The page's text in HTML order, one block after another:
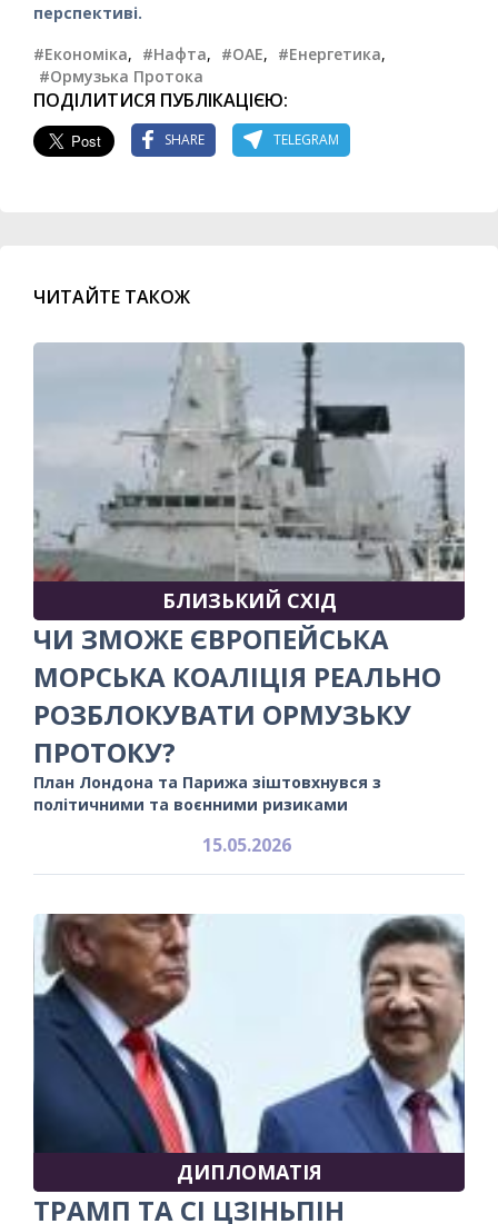
перспективі.
#Економіка, #Нафта, #ОАЕ, #Енергетика,
#Ормузька Протока
ПОДІЛИТИСЯ ПУБЛІКАЦІЄЮ:
SHARE TELEGRAM
ЧИТАЙТЕ ТАКОЖ
БЛИЗЬКИЙ СХІД
ЧИ ЗМОЖЕ ЄВРОПЕЙСЬКА
МОРСЬКА КОАЛІЦІЯ РЕАЛЬНО
РОЗБЛОКУВАТИ ОРМУЗЬКУ
ПРОТОКУ?
План Лондона та Парижа зіштовхнувся з
політичними та воєнними ризиками
15.05.2026
ДИПЛОМАТІЯ
ТРАМП ТА СІ ЦЗІНЬПІН